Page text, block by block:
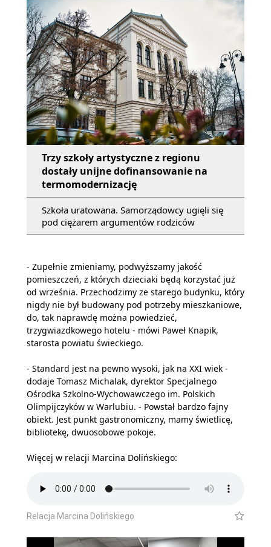
Trzy szkoły artystyczne z regionu
dostały unijne dofinansowanie na
termomodernizację
Szkoła uratowana. Samorządowcy ugięli się
pod ciężarem argumentów rodziców
- Zupełnie zmieniamy, podwyższamy jakość
pomieszczeń, z których dzieciaki będą korzystać już
od września. Przechodzimy ze starego budynku, który
nigdy nie był budowany pod potrzeby mieszkaniowe,
do, tak naprawdę można powiedzieć,
trzygwiazdkowego hotelu - mówi Paweł Knapik,
starosta powiatu świeckiego.
- Standard jest na pewno wysoki, jak na XXI wiek -
dodaje Tomasz Michalak, dyrektor Specjalnego
Ośrodka Szkolno-Wychowawczego im. Polskich
Olimpijczyków w Warlubiu. - Powstał bardzo fajny
obiekt. Jest punkt gastronomiczny, mamy świetlicę,
bibliotekę, dwuosobowe pokoje.
Więcej w relacji Marcina Dolińskiego:
Relacja Marcina Dolińskiego